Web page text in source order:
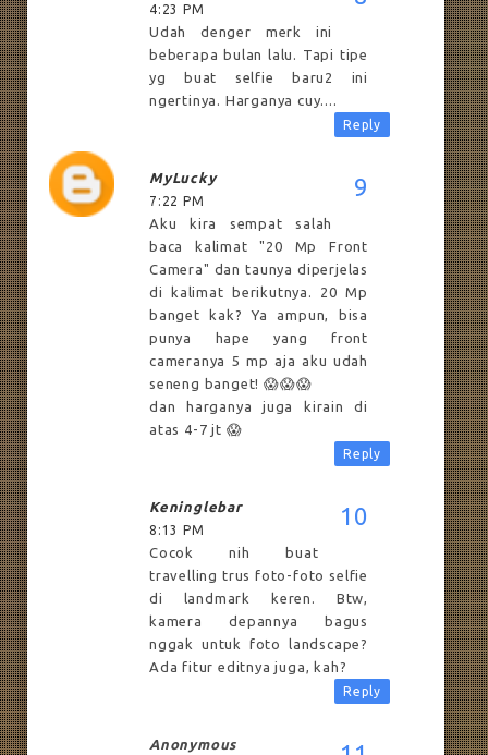
4:23 PM
Udah denger merk ini
beberapa bulan lalu. Tapi tipe
yg buat selfie baru2 ini
ngertinya. Harganya cuy....
Reply
MyLucky
7:22 PM
Aku kira sempat salah
baca kalimat "20 Mp Front
Camera" dan taunya diperjelas
di kalimat berikutnya. 20 Mp
banget kak? Ya ampun, bisa
punya hape yang front
cameranya 5 mp aja aku udah
seneng banget! 😱😱😱
dan harganya juga kirain di
atas 4-7 jt 😱
Reply
Keninglebar
8:13 PM
Cocok nih buat
travelling trus foto-foto selfie
di landmark keren. Btw,
kamera depannya bagus
nggak untuk foto landscape?
Ada fitur editnya juga, kah?
Reply
Anonymous